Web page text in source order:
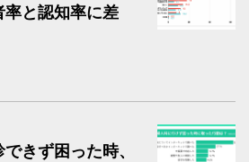
と認知率に差
きず困った時、